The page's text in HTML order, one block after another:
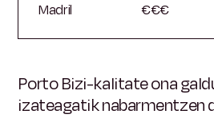
Madril €€€
Porto Bizi-kalitate ona
izateagatik nabarmentzen